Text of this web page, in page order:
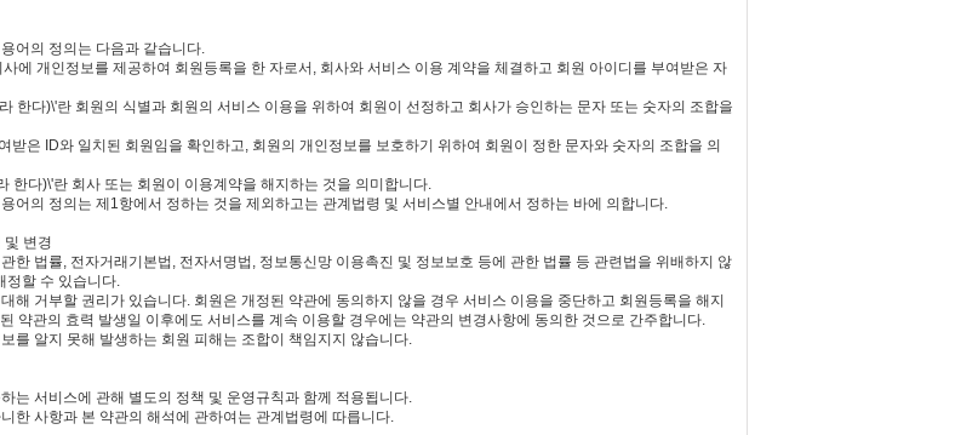
어의 정의는 다음과 같습니다.
에 개인정보를 제공하여 회원등록을 한 자로서, 회사와 서비스 이용 계약을 체결하고 회원 아이디를 부여받은 자
한다)\'란 회원의 식별과 회원의 서비스 이용을 위하여 회원이 선정하고 회사가 승인하는 문자 또는 숫자의 조합을
받은 ID와 일치된 회원임을 확인하고, 회원의 개인정보를 보호하기 위하여 회원이 정한 문자와 숫자의 조합을 의
한다)\'란 회사 또는 회원이 이용계약을 해지하는 것을 의미합니다.
어의 정의는 제1항에서 정하는 것을 제외하고는 관계법령 및 서비스별 안내에서 정하는 바에 의합니다.
및 변경
한 법률, 전자거래기본법, 전자서명법, 정보통신망 이용촉진 및 정보보호 등에 관한 법률 등 관련법을 위배하지 않
정할 수 있습니다.
해 거부할 권리가 있습니다. 회원은 개정된 약관에 동의하지 않을 경우 서비스 이용을 중단하고 회원등록을 해지
약관의 효력 발생일 이후에도 서비스를 계속 이용할 경우에는 약관의 변경사항에 동의한 것으로 간주합니다.
를 알지 못해 발생하는 회원 피해는 조합이 책임지지 않습니다.
는 서비스에 관해 별도의 정책 및 운영규칙과 함께 적용됩니다.
한 사항과 본 약관의 해석에 관하여는 관계법령에 따릅니다.